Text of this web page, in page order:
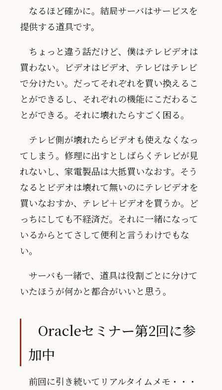
なるほど確かに。結局サーバはサービスを
提供する道具です。
ちょっと違う話だけど、僕はテレビデオは
買わない。ビデオはビデオ、テレビはテレビ
で分けたい。だってそれぞれを買い換えるこ
とができるし、それぞれの機能にこだわるこ
とができる。それに壊れたらすごく困る。
テレビ側が壊れたらビデオも使えなくなっ
てしまう。修理に出すとしばらくテレビが見
れないし、家電製品は大抵買いなおす。そう
なるとビデオは壊れて無いのにテレビデオを
買いなおすか、テレビ＋ビデオを買うか。ど
っちにしても不経済だ。それに一緒になって
いるからとてさして便利と言うわけでもな
い。
サーバも一緒で、道具は役割ごとに分けて
いたほうが何かと都合がいいと思う。
Oracleセミナー第2回に参
加中
前回に引き続いてリアルタイムメモ・・・